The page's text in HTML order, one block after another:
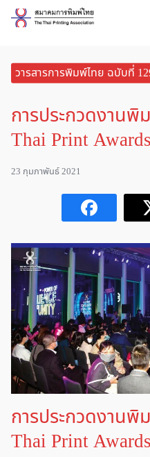
Skip
วารสารการพิมพ์ไทย ฉบับที่
การประกวดงาน
Thai Print
23 กุมภาพันธ์ 2021
การประกวดงาน
Thai Print